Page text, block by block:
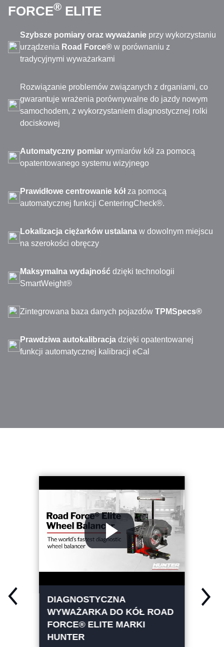
FORCE® ELITE
Szybsze pomiary oraz wyważanie przy wykorzystaniu
urządzenia Road Force® w porównaniu z
tradycyjnymi wyważarkami
Rozwiązanie problemów związanych z drganiami, co
gwarantuje wrażenia porównywalne do jazdy nowym
samochodem, z wykorzystaniem diagnostycznej rolki
dociskowej
Automatyczny pomiar wymiarów kół za pomocą
opatentowanego systemu wizyjnego
Prawidłowe centrowanie kółza pomocą
automatycznej funkcji CenteringCheck®.
Lokalizacja ciężarków ustalana w dowolnym miejscu
na szerokości obręczy
Maksymalna wydajność dzięki technologii
SmartWeight®
Zintegrowana baza danych pojazdów TPMSpecs®
Prawdziwa autokalibracja dzięki opatentowanej
funkcji automatycznej kalibracji eCal
DIAGNOSTYCZNA
WYWAŻARKA DO KÓŁ ROAD
FORCE® ELITE MARKI
HUNTER